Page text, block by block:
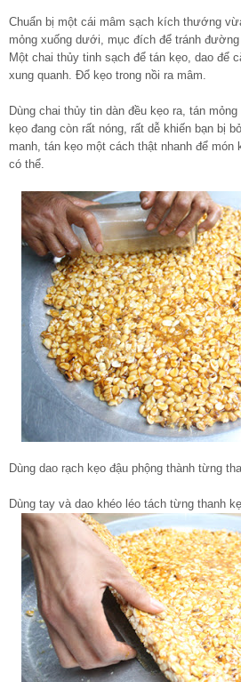
Chuẩn bị một cái mâm sạch kích thướng
mỏng xuống dưới, mục đích để tránh
Một chai thủy tinh sạch để tán kẹo, dao để
xung quanh. Đổ kẹo trong nồi ra mâm.
Dùng chai thủy tin dàn đều kẹo ra, tán
kẹo đang còn rất nóng, rất dễ khiến bạn bị
manh, tán kẹo một cách thật nhanh để
có thể.
Dùng dao rạch kẹo đậu phộng thành từng
Dùng tay và dao khéo léo tách từng thanh